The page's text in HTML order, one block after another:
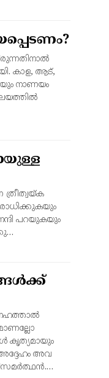
കാള, ആട്‌,
നാണയം
പറയുകയും
കൃത്യമായും
അദ്ദേഹം അവ